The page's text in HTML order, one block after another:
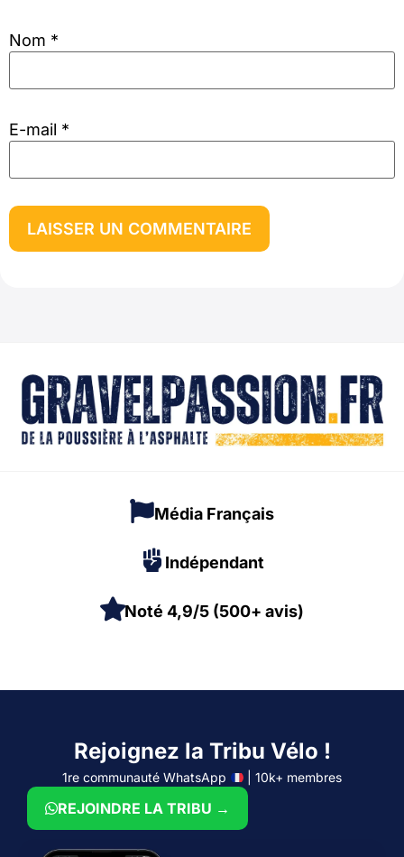
Nom *
E-mail *
Média Français
Indépendant
Noté 4,9/5 (500+ avis)
Rejoignez la Tribu Vélo !
1re communauté WhatsApp | 10k+ membres
REJOINDRE LA TRIBU →